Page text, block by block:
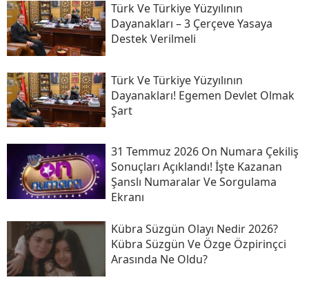
Türk Ve Türkiye Yüzyılının
Dayanakları – 3 Çerçeve Yasaya
Destek Verilmeli
Türk Ve Türkiye Yüzyılının
Dayanakları! Egemen Devlet Olmak
Şart
31 Temmuz 2026 On Numara Çekiliş
Sonuçları Açıklandı! İşte Kazanan
Şanslı Numaralar Ve Sorgulama
Ekranı
Kübra Süzgün Olayı Nedir 2026?
Kübra Süzgün Ve Özge Özpirinçci
Arasında Ne Oldu?